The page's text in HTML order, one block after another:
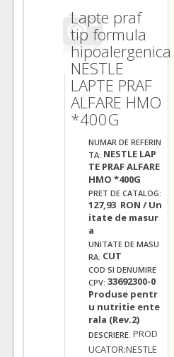
Lapte praf
tip formula
hipoalergenica
NESTLE
LAPTE PRAF
ALFARE HMO
*400G
NUMAR DE REFERIN
TA: NESTLE LAP
TE PRAF ALFARE
HMO *400G
PRET DE CATALOG:
127,93 RON / Un
itate de masur
a
UNITATE DE MASU
RA: CUT
COD SI DENUMIRE
CPV: 33692300-0
Produse pentr
u nutritie ente
rala (Rev.2)
DESCRIERE: PROD
UCATOR:NESTLE